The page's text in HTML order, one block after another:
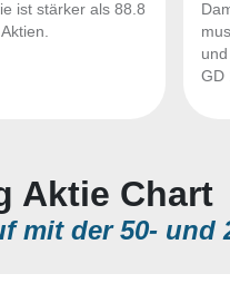
ist stärker als 88.8
GD
Aktie Chart
mit der 50- und